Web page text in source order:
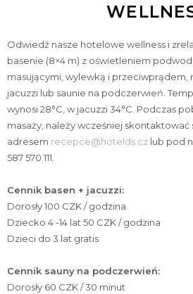
Odwiedź nasze hotelowe wellness i
basenie (8×4 m) z oświetleniem
masującymi, wylewką i przeciwprądem,
jacuzzi lub saunie na podczerwień.
wynosi 28°C, w jacuzzi 34°C. Podczas
masaży, należy wcześniej
adresem recepce@hotelds.cz lub pod
587 570 111.
Cennik basen + jacuzzi:
Dorosły 100 CZK / godzina
Dziecko 4 -14 lat 50 CZK / godzina
Dzieci do 3 lat gratis
Cennik sauny na podczerwień:
Dorosły 60 CZK / 30 minut